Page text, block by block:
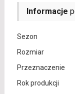
Informacje
Sezon
Rozmiar
Przeznaczenie
Rok produkcji